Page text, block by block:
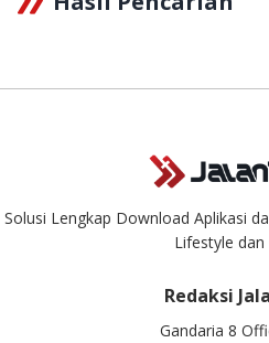
Solusi Lengkap Download Aplikasi
Lifestyle dan
Redaksi
Gandaria 8